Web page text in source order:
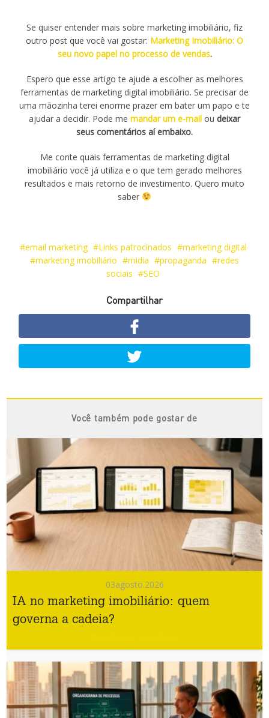
Se quiser entender mais sobre marketing imobiliário, fiz
outro post que você vai gostar: Marketing Imobiliário: O
seu novo papel no processo de vendas.
Espero que esse artigo te ajude a escolher as melhores
ferramentas de marketing digital imobiliário. Se precisar de
uma mãozinha terei enorme prazer em bater um papo e te
ajudar a decidir. Pode me mandar um e-mail ou deixar
seus comentários aí embaixo.
Me conte quais ferramentas de marketing digital
imobiliário você já utiliza e o que tem gerado melhores
resultados e mais retorno de investimento. Quero muito
saber
email marketing Links patrocinados
marketing digital
marketing imobiliário
midia propaganda
redes
sociais
SEO
Compartilhar
Você também pode gostar de
03agosto.2026
IA no marketing imobiliário: quem
governa a cadeia?